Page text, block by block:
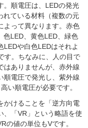
。順電圧は、LEDの発光
れている材料（複数の元
よって異なります。赤色
色LED、黄色LED、緑色
LEDや白色LEDはそれよ
す。ちなみに、人の目で
はありませんが、赤外線
順電圧で発光し、紫外線
い順電圧が必要です。
かけることを「逆方向電
、「VR」という略語を使
の値の単位もVです。